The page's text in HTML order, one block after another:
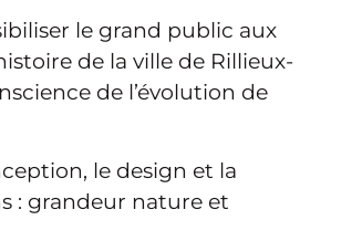
le grand public aux
de la ville de Rillieux-
de l’évolution de
le design et la
: grandeur nature et